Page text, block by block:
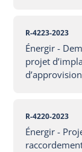
R-4223-2023
Énergir -
projet
R-4220-2023
Énergir -